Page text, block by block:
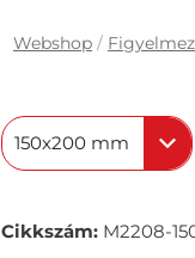
Webshop /
150x200 mm
Cikkszám: M2208-